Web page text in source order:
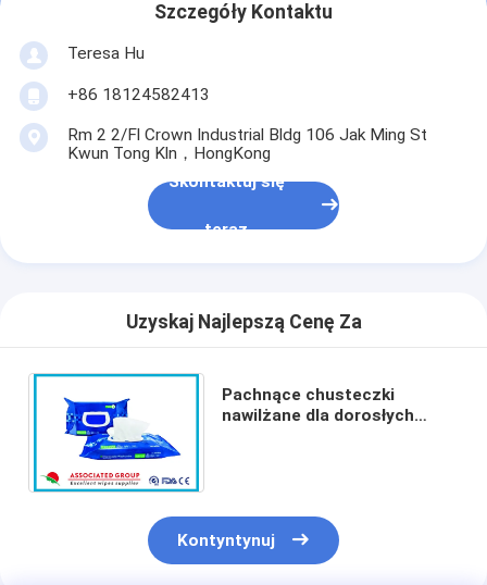
Szczegóły Kontaktu
Teresa Hu
+86 18124582413
Rm 2 2/Fl Crown Industrial Bldg 106 Jak Ming St
Kwun Tong Kln，HongKong
Skontaktuj się
teraz
Uzyskaj Najlepszą Cenę Za
Pachnące chusteczki
nawilżane dla dorosłych
Kontyntynuj